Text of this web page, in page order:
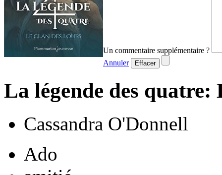
Un commentaire supplémentaire ?
Annuler
Effacer
La légende des quatre:
Cassandra O'Donnell
Ado